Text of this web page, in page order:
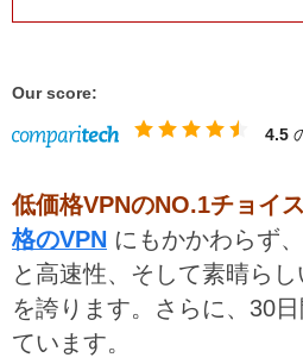
Our score:
4.5
低価格VPNのNO.1チョイ
格のVPN にもかかわらず
と高速性、そして素晴ら
を誇ります。さらに、30
ています。